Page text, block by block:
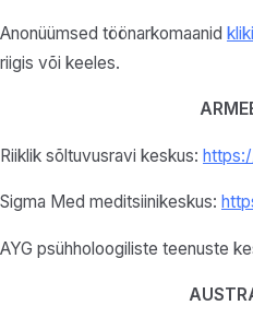
Anonüümsed töönarkomaanid
riigis või keeles.
Riiklik sõltuvusravi keskus:
Sigma Med meditsiinikeskus:
AYG psühholoogiliste teenuste